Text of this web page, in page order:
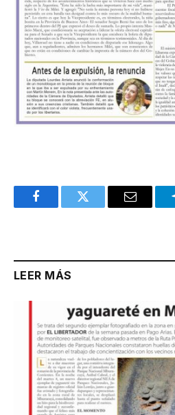
FacebookTwitter Email
LEER MÁS